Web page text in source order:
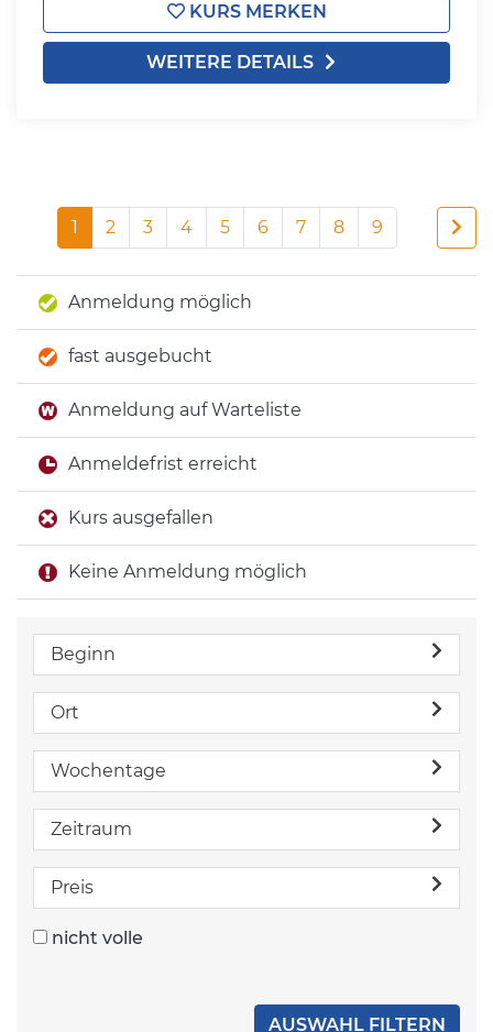
KURS MERKEN
WEITERE DETAILS
1 2 3 4 5 6 7 8 9
Anmeldung möglich
fast ausgebucht
Anmeldung auf Warteliste
Anmeldefrist erreicht
Kurs ausgefallen
Keine Anmeldung möglich
Beginn
Ort
Wochentage
Zeitraum
Preis
nicht volle